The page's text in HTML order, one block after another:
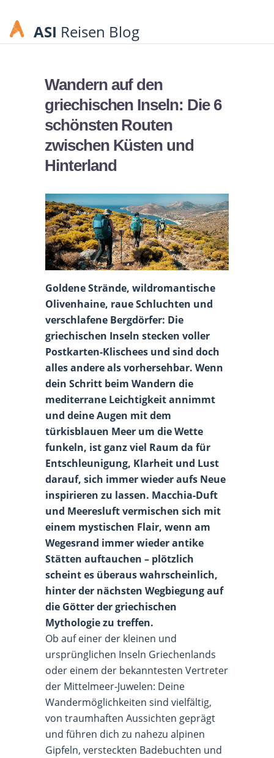
ASI Reisen Blog
Wandern auf den
griechischen Inseln: Die 6
schönsten Routen
zwischen Küsten und
Hinterland
Goldene Strände, wildromantische
Olivenhaine, raue Schluchten und
verschlafene Bergdörfer: Die
griechischen Inseln stecken voller
Postkarten-Klischees und sind doch
alles andere als vorhersehbar. Wenn
dein Schritt beim Wandern die
mediterrane Leichtigkeit annimmt
und deine Augen mit dem
türkisblauen Meer um die Wette
funkeln, ist ganz viel Raum da für
Entschleunigung, Klarheit und Lust
darauf, sich immer wieder aufs Neue
inspirieren zu lassen. Macchia-Duft
und Meeresluft vermischen sich mit
einem mystischen Flair, wenn am
Wegesrand immer wieder antike
Stätten auftauchen – plötzlich
scheint es überaus wahrscheinlich,
hinter der nächsten Wegbiegung auf
die Götter der griechischen
Mythologie zu treffen.
Ob auf einer der kleinen und
ursprünglichen Inseln Griechenlands
oder einem der bekanntesten Vertreter
der Mittelmeer-Juwelen: Deine
Wandermöglichkeiten sind vielfältig,
von traumhaften Aussichten geprägt
und führen dich zu nahezu alpinen
Gipfeln, versteckten Badebuchten und